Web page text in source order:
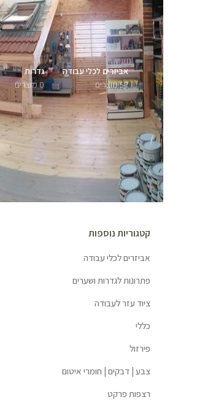
אביזרים לכלי עבודה
57 מוצרים
גדרות
0 מוצרים
קטגוריות נוספות
אביזרים לכלי עבודה
פתרונות לגדרות ושערים
ציוד עזר לעבודה
כללי
פירזול
צבע | דבקים | חומרי איטום
רצפות פרקט